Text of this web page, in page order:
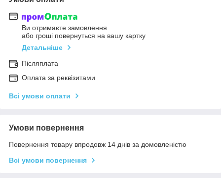
Ви отримаєте замовлення
або гроші повернуться на вашу картку
Детальніше
Післяплата
Оплата за реквізитами
Всі умови оплати
Умови повернення
Повернення товару впродовж 14 днів за домовленістю
Всі умови повернення